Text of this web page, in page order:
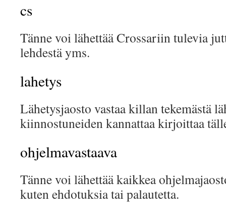
cs
Tänne voi lähettää Crossariin tulevia
lehdestä yms.
lahetys
Lähetysjaosto vastaa killan tekemästä
kiinnostuneiden kannattaa kirjoittaa
ohjelmavastaava
Tänne voi lähettää kaikkea
kuten ehdotuksia tai palautetta.